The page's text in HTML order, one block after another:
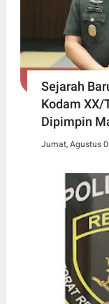
Sejarah
Kodam XX/
Dipimpin
Jumat, Agustus